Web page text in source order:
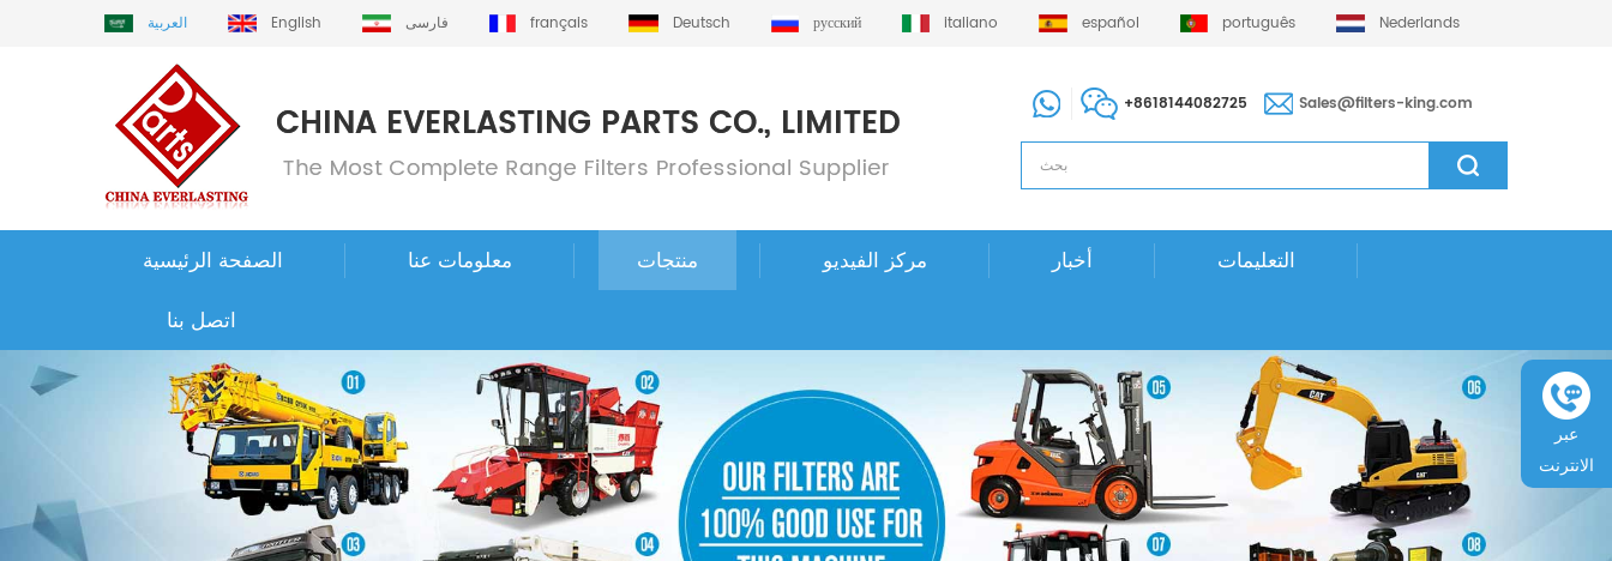
العربية English فارسی français Deutsch русский italiano español português Nederlands
+8618144082725 Sales@filters-king.com
الصفحة الرئيسية معلومات عنا منتجات مركز الفيديو أخبار
التعليمات
اتصل بنا
عبر
الانترنت